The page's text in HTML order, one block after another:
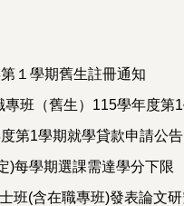
１學期舊生註冊通知
專班（舊生）115學年度第
第1學期就學貸款申請公告
)每學期選課需達學分下限
班(含在職專班)發表論文